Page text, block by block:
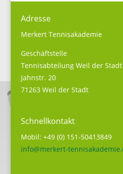
Adresse
Merkert Tennisakademie
Geschäftstelle
Tennisabteilung Weil der Stadt
Jahnstr. 20
71263 Weil der Stadt
Schnellkontakt
Mobil: +49 (0) 151-50413849
info@merkert-